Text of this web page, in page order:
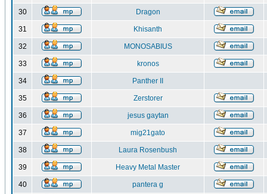
30 Dragon
31 Khisanth
32 MONOSABIUS
33 kronos
34 Panther II
35 Zerstorer
36 jesus gaytan
37 mig21gato
38 Laura Rosenbush
39 Heavy Metal Master
40 pantera g